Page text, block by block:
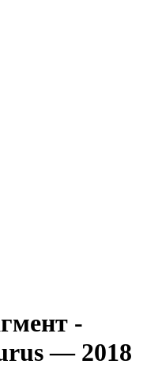
-
— 2018